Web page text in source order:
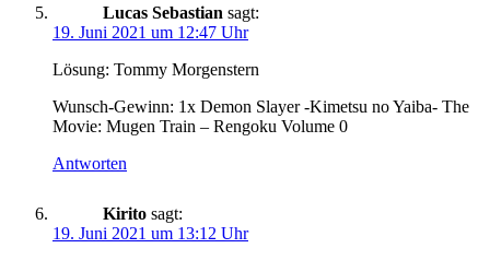
Lucas Sebastian sagt:
19. Juni 2021 um 12:47 Uhr
Lösung: Tommy Morgenstern
Wunsch-Gewinn: 1x Demon Slayer -Kimetsu no Yaiba- The
Movie: Mugen Train – Rengoku Volume 0
Antworten
Kirito sagt:
19. Juni 2021 um 13:12 Uhr